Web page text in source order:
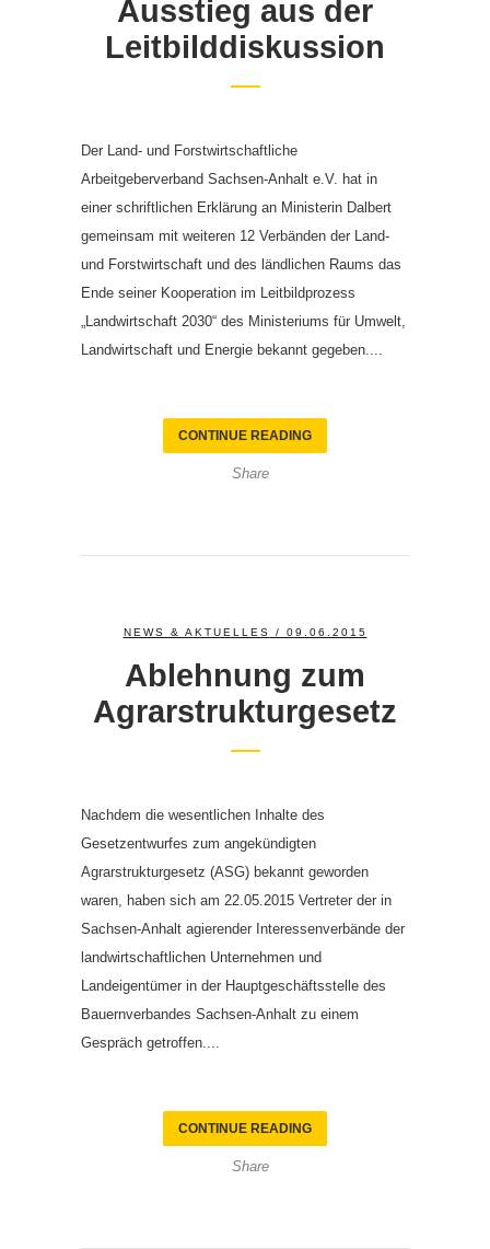
Ausstieg aus der
Leitbilddiskussion
Der Land- und Forstwirtschaftliche
Arbeitgeberverband Sachsen-Anhalt e.V. hat in
einer schriftlichen Erklärung an Ministerin Dalbert
gemeinsam mit weiteren 12 Verbänden der Land-
und Forstwirtschaft und des ländlichen Raums das
Ende seiner Kooperation im Leitbildprozess
„Landwirtschaft 2030“ des Ministeriums für Umwelt,
Landwirtschaft und Energie bekannt gegeben....
CONTINUE READING
Share
NEWS & AKTUELLES / 09.06.2015
Ablehnung zum
Agrarstrukturgesetz
Nachdem die wesentlichen Inhalte des
Gesetzentwurfes zum angekündigten
Agrarstrukturgesetz (ASG) bekannt geworden
waren, haben sich am 22.05.2015 Vertreter der in
Sachsen-Anhalt agierender Interessenverbände der
landwirtschaftlichen Unternehmen und
Landeigentümer in der Hauptgeschäftsstelle des
Bauernverbandes Sachsen-Anhalt zu einem
Gespräch getroffen....
CONTINUE READING
Share